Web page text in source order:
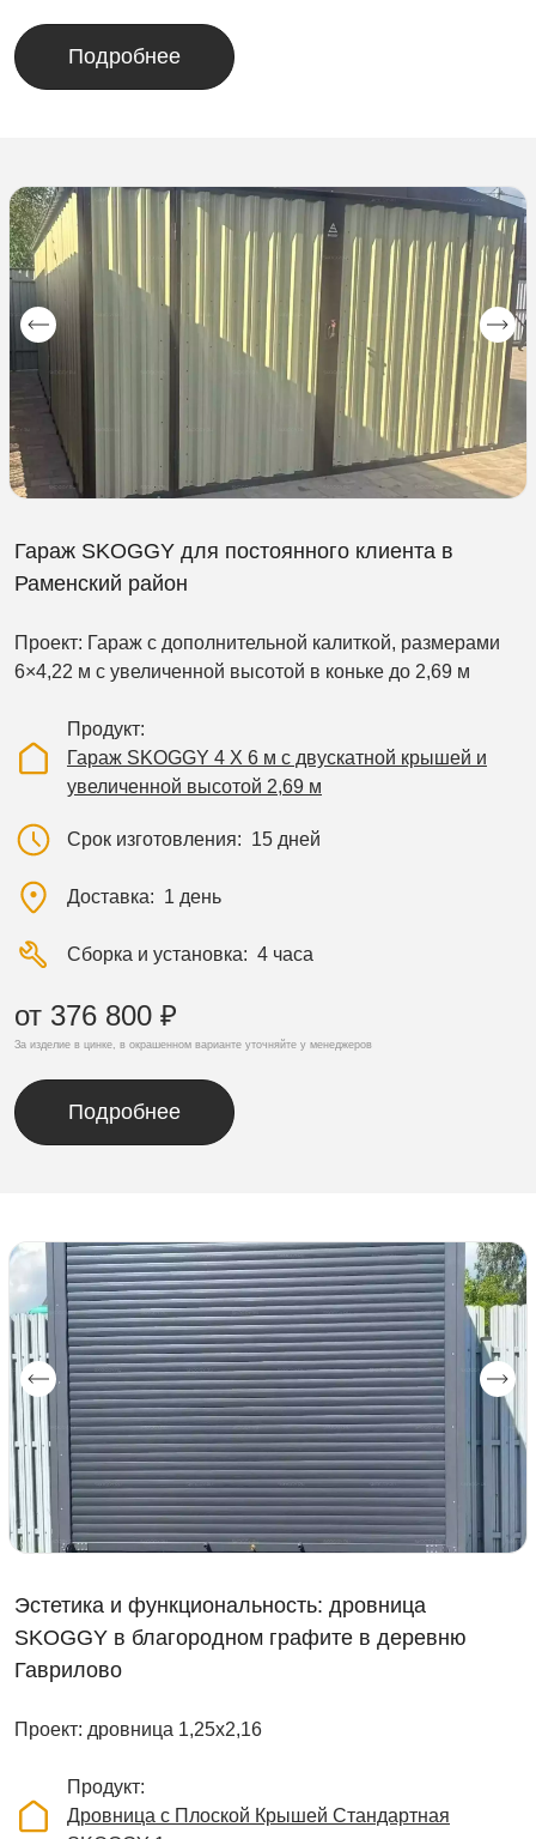
Подробнее
Гараж SKOGGY для постоянного клиента в
Раменский район
Проект: Гараж с дополнительной калиткой, размерами
6×4,22 м с увеличенной высотой в коньке до 2,69 м
Продукт
Гараж SKOGGY 4 Х 6 м с двускатной крышей и
увеличенной высотой 2,69 м
Срок изготовления 15 дней
Доставка 1 день
Сборка и установка 4 часа
от 376 800 ₽
За изделие в цинке, в окрашенном варианте уточняйте у менеджеров
Подробнее
Эстетика и функциональность: дровница
SKOGGY в благородном графите в деревню
Гаврилово
Проект: дровница 1,25х2,16
Продукт
Дровница с Плоской Крышей Стандартная